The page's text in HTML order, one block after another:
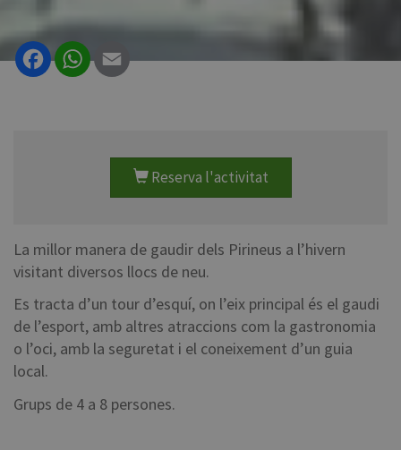
FacebookWhatsApp
Reserva l'activitat
La millor manera de gaudir dels Pirineus a l’hivern
visitant diversos llocs de neu.
Es tracta d’un tour d’esquí, on l’eix principal és el gaudi
de l’esport, amb altres atraccions com la gastronomia
o l’oci, amb la seguretat i el coneixement d’un guia
local.
Grups de 4 a 8 persones.